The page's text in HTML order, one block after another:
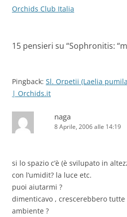
articolo
Orchids Club Italia
15 pensieri su “Sophronitis:
Pingback: Sl. Orpetii (Laelia
| Orchids.it
naga
8 Aprile, 2006 alle 14:19
si lo spazio c’è (è svilupato in
con l’umidit? la luce etc.
puoi aiutarmi ?
dimenticavo , crescerebbero tutte
ambiente ?